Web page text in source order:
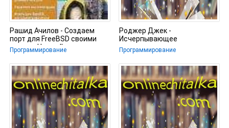
Рашид Ачилов - Создаем
порт для FreeBSD своими
руками. Часть II
Программирование
Роджер Джек -
Исчерпывающее
руководство по написанию
всплывающих подсказок
Программирование